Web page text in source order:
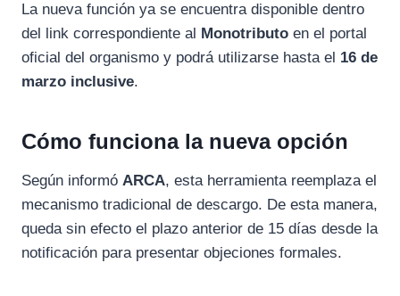
La nueva función ya se encuentra disponible dentro
del link correspondiente al Monotributo en el portal
oficial del organismo y podrá utilizarse hasta el 16 de
marzo inclusive.
Cómo funciona la nueva opción
Según informó ARCA, esta herramienta reemplaza el
mecanismo tradicional de descargo. De esta manera,
queda sin efecto el plazo anterior de 15 días desde la
notificación para presentar objeciones formales.